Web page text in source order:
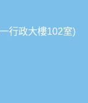
Logo Contest
行政大樓102室)